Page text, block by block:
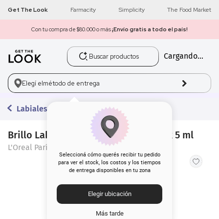
Get The Look Farmacity Simplicity The Food Market
Con tu compra de $80.000 o más¡Envío gratis a todo el país!
Buscar productos
Cargando...
Elegí elmétodo de entrega
Seleccioná cómo querés recibir tu pedido
para ver el stock, los costos y los tiempos
de entrega disponibles en tu zona
Elegir ubicación
Más tarde
Labiales Líquidos
Brillo Labial L'Oreal Paris Plump Ph x 5 ml
L'Oreal París
1 get the look
2 máscara pestañas
3.
5. corrector